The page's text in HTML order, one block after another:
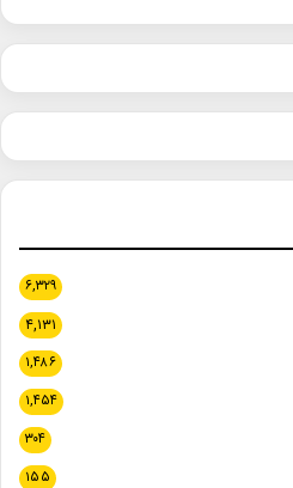
۶,۳۲۹
۴,۱۳۱
۱,۴۸۶
۱,۴۵۴
۳۰۴
۱۵۵